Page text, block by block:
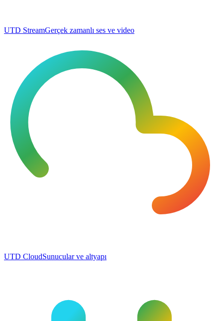
UTD StreamGerçek zamanlı ses ve video
UTD CloudSunucular ve altyapı